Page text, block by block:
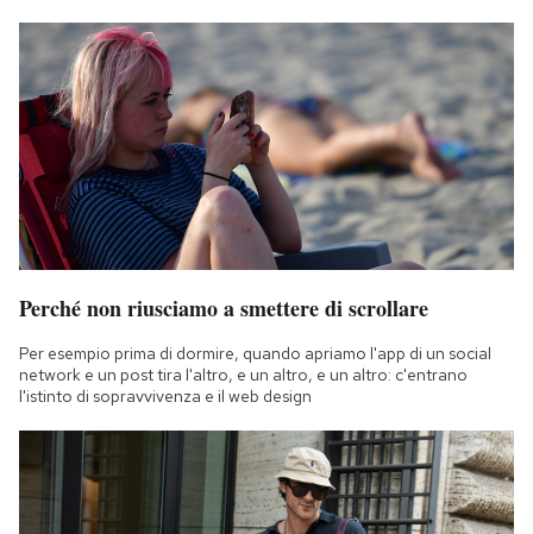
Perché non riusciamo a smettere di scrollare
Per esempio prima di dormire, quando apriamo l'app di un social
network e un post tira l'altro, e un altro, e un altro: c'entrano
l'istinto di sopravvivenza e il web design